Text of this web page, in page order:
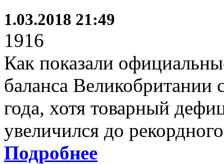
1.03.2018 21:49
1916
Как показали
баланса Великобритании
года, хотя товарный
увеличился до
Подробнее